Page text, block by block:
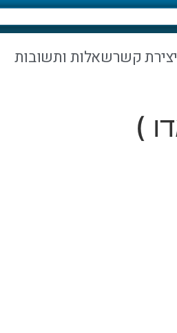
יצירת קשרשאלות ותשובות